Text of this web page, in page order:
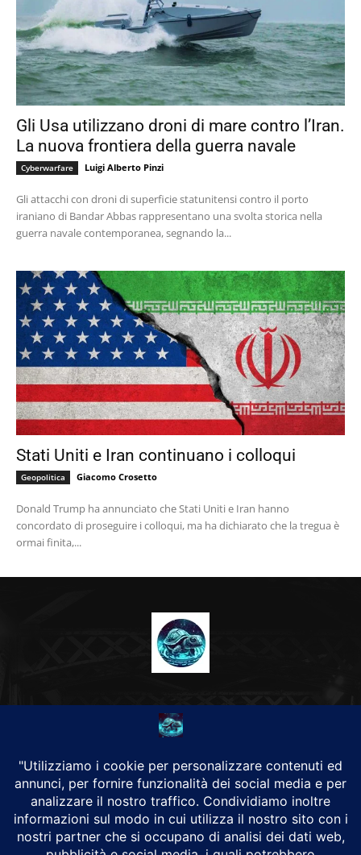
Gli Usa utilizzano droni di mare contro l’Iran.
La nuova frontiera della guerra navale
Cyberwarfare Luigi Alberto Pinzi
Gli attacchi con droni di superficie statunitensi contro il porto
iraniano di Bandar Abbas rappresentano una svolta storica nella
guerra navale contemporanea, segnando la...
Stati Uniti e Iran continuano i colloqui
Geopolitica Giacomo Crosetto
Donald Trump ha annunciato che Stati Uniti e Iran hanno
concordato di proseguire i colloqui, ma ha dichiarato che la tregua è
ormai finita,...
CHI SIAMO
Alground Geopolitica e Cyberwarfare.
Da una idea di Brunilde Trizio
Alground fa parte del Gruppo Trizio